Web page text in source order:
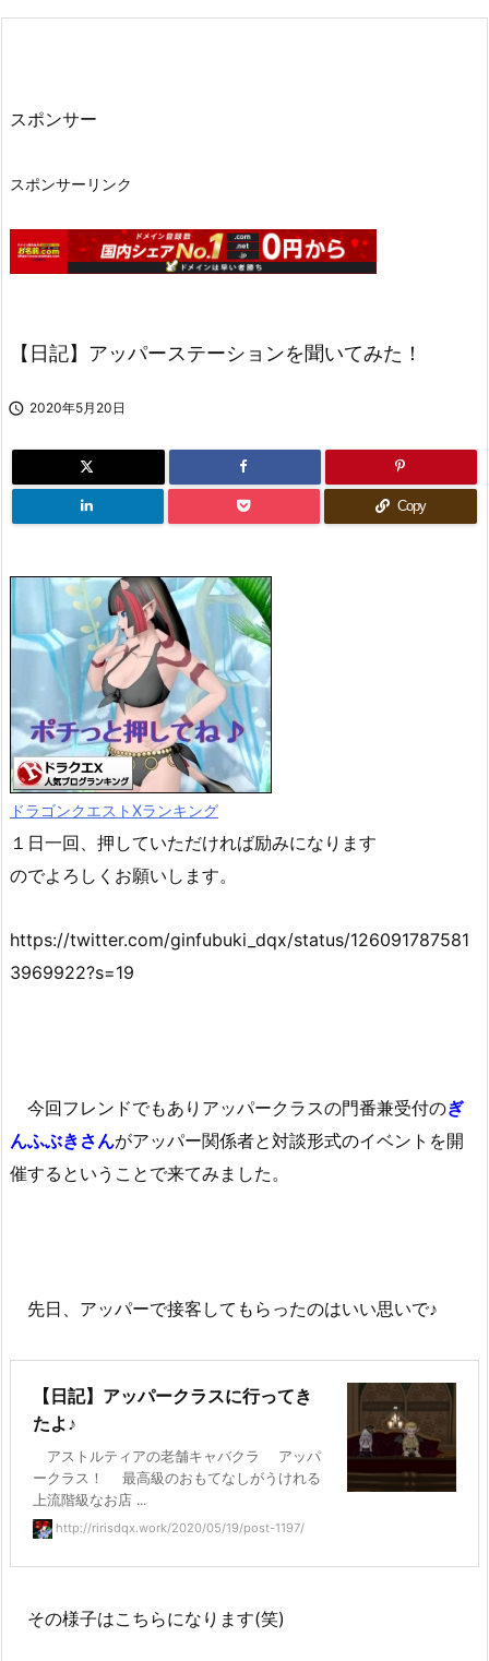
スポンサー
スポンサーリンク
【日記】アッパーステーションを聞いてみた！
 2020年5月20日
Copy
ドラゴンクエストXランキング
１日一回、押していただければ励みになります
のでよろしくお願いします。
https://twitter.com/ginfubuki_dqx/status/126091787581
3969922?s=19
今回フレンドでもありアッパークラスの門番兼受付のぎ
んふぶきさんがアッパー関係者と対談形式のイベントを開
催するということで来てみました。
先日、アッパーで接客してもらったのはいい思いで♪
【日記】アッパークラスに行ってき
たよ♪
アストルティアの老舗キャバクラ アッパ
ークラス！ 最高級のおもてなしがうけれる
上流階級なお店 ...
http://ririsdqx.work/2020/05/19/post-1197/
その様子はこちらになります(笑)